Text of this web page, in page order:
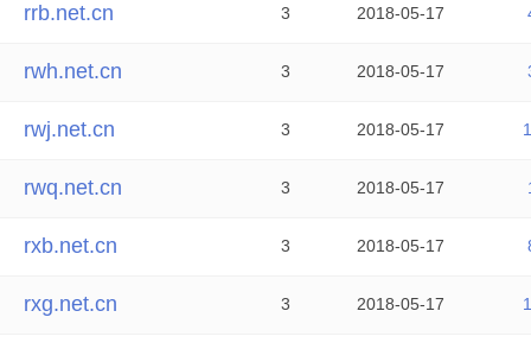
rrb.net.cn 3 2018-05-17
rwh.net.cn 3 2018-05-17
rwj.net.cn 3 2018-05-17
rwq.net.cn 3 2018-05-17
rxb.net.cn 3 2018-05-17
rxg.net.cn 3 2018-05-17